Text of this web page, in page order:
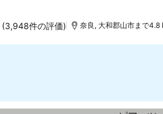
(3,948件の評価) 奈良, 大和郡山市まで4.8